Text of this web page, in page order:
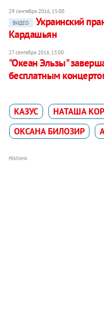
29 сентября 2016, 15:00
ВИДЕО
Украинский
Кардашьян
27 сентября 2016, 15:00
"Океан Эльзы"
бесплатным
КАЗУС НАТАША
ОКСАНА БИЛОЗИР
РЕКЛАМА